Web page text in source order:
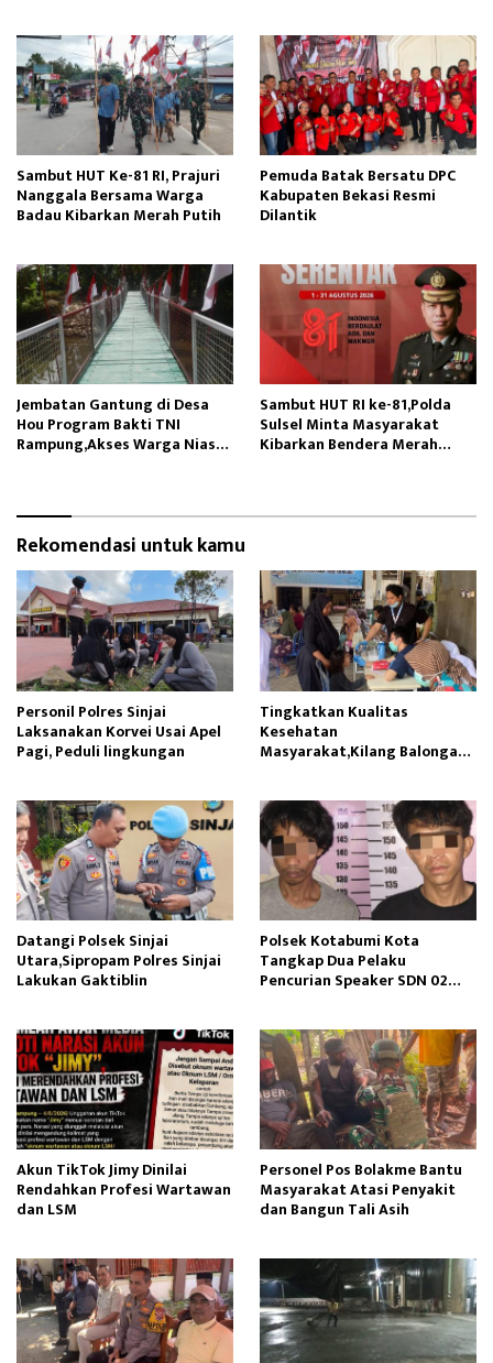
Sambut HUT Ke-81 RI, Prajuri
Nanggala Bersama Warga
Badau Kibarkan Merah Putih
Pemuda Batak Bersatu DPC
Kabupaten Bekasi Resmi
Dilantik
Jembatan Gantung di Desa
Hou Program Bakti TNI
Rampung,Akses Warga Nias
Sambut HUT RI ke-81,Polda
Sulsel Minta Masyarakat
Kibarkan Bendera Merah
Rekomendasi untuk kamu
Personil Polres Sinjai
Laksanakan Korvei Usai Apel
Pagi, Peduli lingkungan
Tingkatkan Kualitas
Kesehatan
Masyarakat,Kilang Balongan
Datangi Polsek Sinjai
Utara,Sipropam Polres Sinjai
Lakukan Gaktiblin
Polsek Kotabumi Kota
Tangkap Dua Pelaku
Pencurian Speaker SDN 02
Akun TikTok Jimy Dinilai
Rendahkan Profesi Wartawan
dan LSM
Personel Pos Bolakme Bantu
Masyarakat Atasi Penyakit
dan Bangun Tali Asih